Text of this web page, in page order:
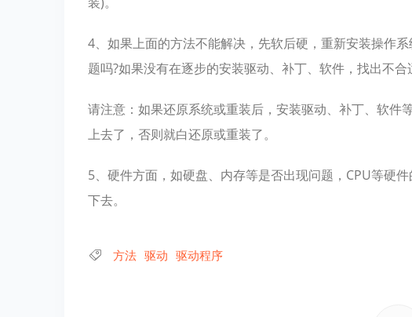
4、如果上面的方法不能解决，先软后硬，重新安装操作
题吗?如果没有在逐步的安装驱动、补丁、软件，找出不合
请注意：如果还原系统或重装后，安装驱动、补丁、软件
上去了，否则就白还原或重装了。
5、硬件方面，如硬盘、内存等是否出现问题，CPU等硬
下去。
方法 驱动 驱动程序